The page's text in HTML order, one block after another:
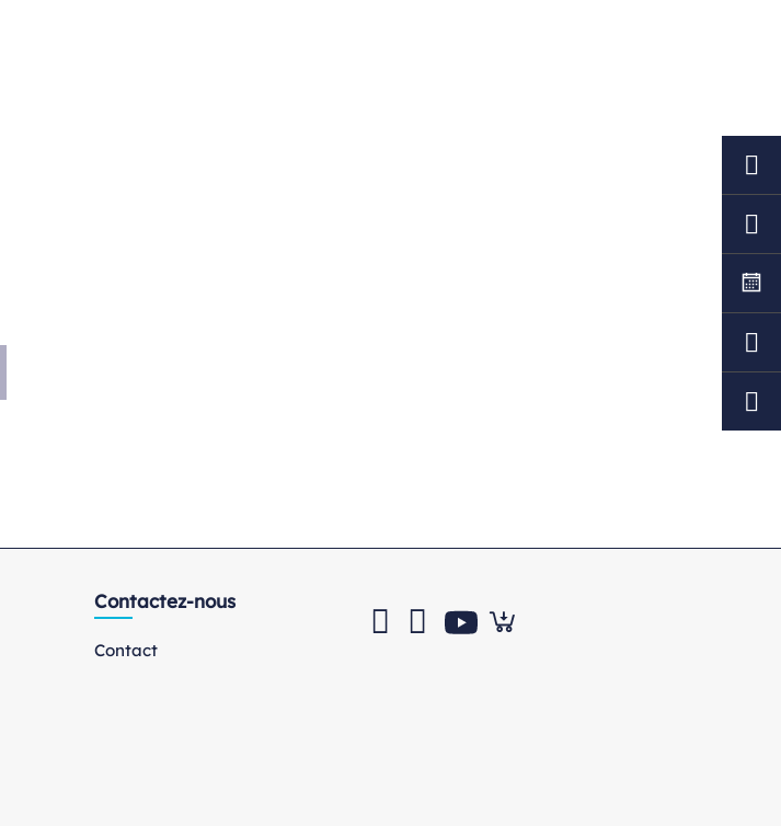
Contactez-nous
Contact